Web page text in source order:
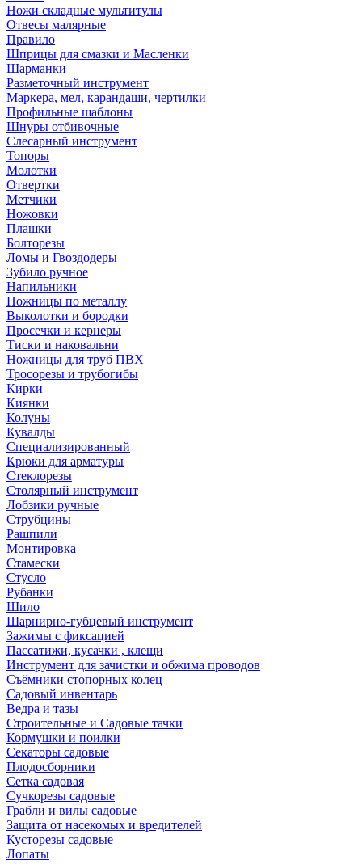
Ножи складные мультитулы
Отвесы малярные
Правило
Шприцы для смазки и Масленки
Шарманки
Разметочный инструмент
Маркера, мел, карандаши, чертилки
Профильные шаблоны
Шнуры отбивочные
Слесарный инструмент
Топоры
Молотки
Отвертки
Метчики
Ножовки
Плашки
Болторезы
Ломы и Гвоздодеры
Зубило ручное
Напильники
Ножницы по металлу
Выколотки и бородки
Просечки и кернеры
Тиски и наковальни
Ножницы для труб ПВХ
Тросорезы и трубогибы
Кирки
Киянки
Колуны
Кувалды
Специализированный
Крюки для арматуры
Стеклорезы
Столярный инструмент
Лобзики ручные
Струбцины
Рашпили
Монтировка
Стамески
Стусло
Рубанки
Шило
Шарнирно-губцевый инструмент
Зажимы с фиксацией
Пассатижи, кусачки , клещи
Инструмент для зачистки и обжима проводов
Съёмники стопорных колец
Садовый инвентарь
Ведра и тазы
Строительные и Садовые тачки
Кормушки и поилки
Секаторы садовые
Плодосборники
Сетка садовая
Сучкорезы садовые
Грабли и вилы садовые
Защита от насекомых и вредителей
Кусторезы садовые
Лопаты